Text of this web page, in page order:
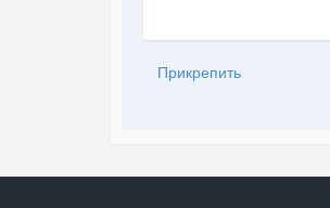
Прикрепить